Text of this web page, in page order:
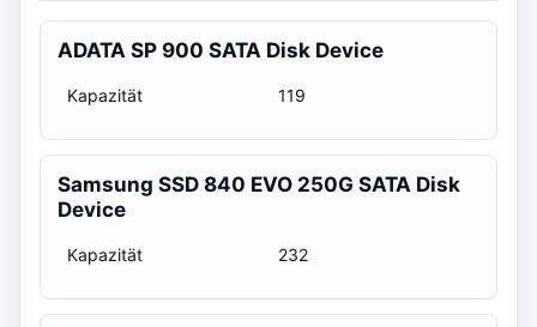
ADATA SP 900 SATA Disk Device
Kapazität 119
Samsung SSD 840 EVO 250G SATA Disk
Device
Kapazität 232